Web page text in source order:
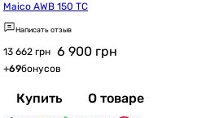
Maico AWB 150 TC
Написать отзыв
13 662 грн 6 900 грн
+69бонусов
Купить О товаре